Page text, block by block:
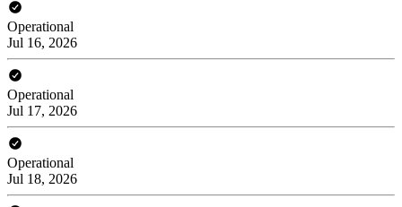
Operational
Jul 16, 2026
Operational
Jul 17, 2026
Operational
Jul 18, 2026